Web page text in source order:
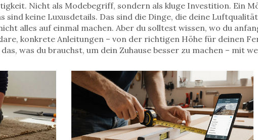
Nicht als Modebegriff, sondern als kluge Investition. Ein
sind keine Luxusdetails. Das sind die Dinge, die deine
alles auf einmal machen. Aber du solltest wissen, wo du
konkrete Anleitungen – von der richtigen Höhe für deinen
was du brauchst, um dein Zuhause besser zu machen – mit